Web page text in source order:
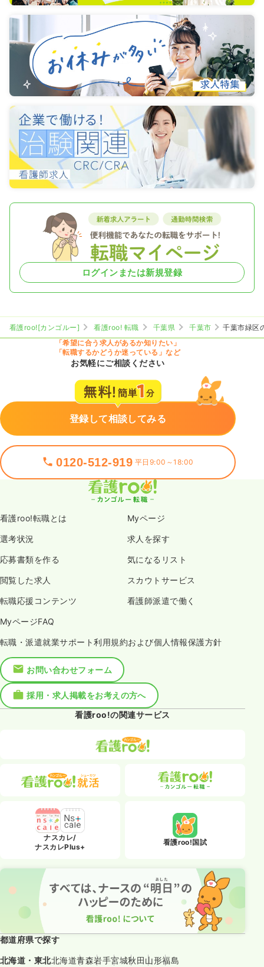
ログインまたは新規登録
看護roo![カンゴルー] 看護roo! 転職 千葉県 千葉市
千葉市緑区
「希望に合う求人があるか知りたい」
「転職するかどうか迷っている」など
お気軽にご相談ください
登録して相談してみる
0120-512-919 平日9:00～18:00
看護roo!転職とは Myページ
選考状況 求人を探す
応募書類を作る 気になるリスト
閲覧した求人 スカウトサービス
転職応援コンテンツ 看護師派遣で働く
MyページFAQ
転職・派遣就業サポート利用規約および個人情報保護方針
お問い合わせフォーム
採用・求人掲載をお考えの方へ
看護roo!の関連サービス
ナスカレ/
ナスカレPlus+
看護roo!国試
都道府県で探す
北海道・東北北海道青森岩手宮城秋田山形福島